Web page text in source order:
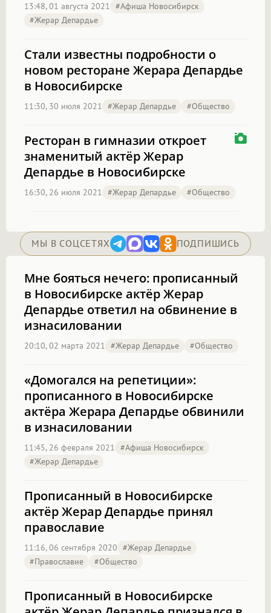
13:48, 01 августа 2021 #Афиша Новосибирск
#Жерар Депардье
Стали известны подробности о
новом ресторане Жерара Депардье
в Новосибирске
11:30, 30 июля 2021 #Жерар Депардье #Общество
Ресторан в гимназии откроет
знаменитый актёр Жерар
Депардье в Новосибирске
16:30, 26 июля 2021 #Жерар Депардье #Общество
МЫ В СОЦСЕТЯХ ПОДПИШИСЬ
Мне бояться нечего: прописанный
в Новосибирске актёр Жерар
Депардье ответил на обвинение в
изнасиловании
20:10, 02 марта 2021 #Жерар Депардье #Общество
«Домогался на репетиции»:
прописанного в Новосибирске
актёра Жерара Депардье обвинили
в изнасиловании
11:45, 26 февраля 2021
#Афиша Новосибирск
#Жерар Депардье
Прописанный в Новосибирске
актёр Жерар Депардье принял
православие
11:16, 06 сентября 2020 #Жерар Депардье
#православие
#Общество
Прописанный в Новосибирске